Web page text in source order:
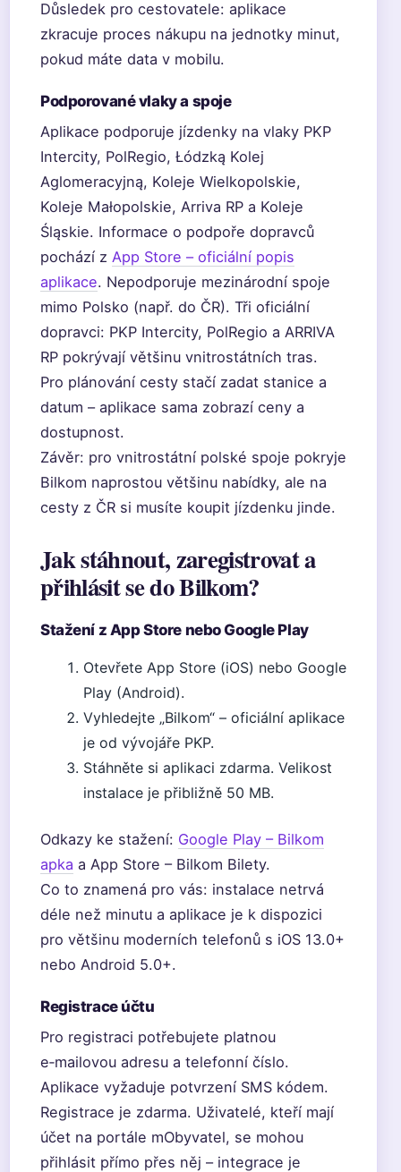
Důsledek pro cestovatele: aplikace
zkracuje proces nákupu na jednotky minut,
pokud máte data v mobilu.
Podporované vlaky a spoje
Aplikace podporuje jízdenky na vlaky PKP
Intercity, PolRegio, Łódzką Kolej
Aglomeracyjną, Koleje Wielkopolskie,
Koleje Małopolskie, Arriva RP a Koleje
Śląskie. Informace o podpoře dopravců
pochází z App Store – oficiální popis
aplikace. Nepodporuje mezinárodní spoje
mimo Polsko (např. do ČR). Tři oficiální
dopravci: PKP Intercity, PolRegio a ARRIVA
RP pokrývají většinu vnitrostátních tras.
Pro plánování cesty stačí zadat stanice a
datum – aplikace sama zobrazí ceny a
dostupnost.
Závěr: pro vnitrostátní polské spoje pokryje
Bilkom naprostou většinu nabídky, ale na
cesty z ČR si musíte koupit jízdenku jinde.
Jak stáhnout, zaregistrovat a
přihlásit se do Bilkom?
Stažení z App Store nebo Google Play
Otevřete App Store (iOS) nebo Google
Play (Android).
Vyhledejte „Bilkom“ – oficiální aplikace
je od vývojáře PKP.
Stáhněte si aplikaci zdarma. Velikost
instalace je přibližně 50 MB.
Odkazy ke stažení: Google Play – Bilkom
apka a App Store – Bilkom Bilety.
Co to znamená pro vás: instalace netrvá
déle než minutu a aplikace je k dispozici
pro většinu moderních telefonů s iOS 13.0+
nebo Android 5.0+.
Registrace účtu
Pro registraci potřebujete platnou
e‑mailovou adresu a telefonní číslo.
Aplikace vyžaduje potvrzení SMS kódem.
Registrace je zdarma. Uživatelé, kteří mají
účet na portále mObyvatel, se mohou
přihlásit přímo přes něj – integrace je